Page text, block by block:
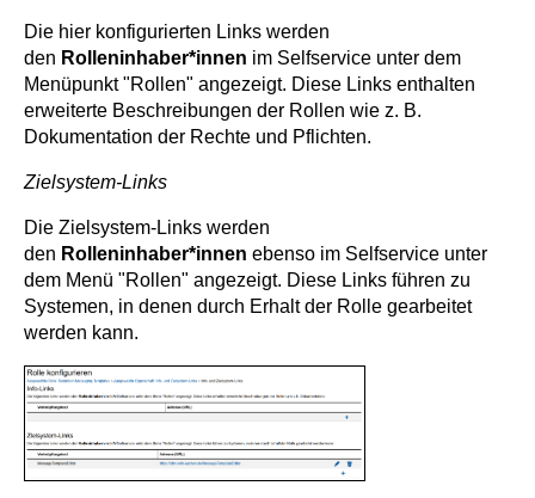
Die hier konfigurierten Links werden
den Rolleninhaber*innen im Selfservice unter dem
Menüpunkt "Rollen" angezeigt. Diese Links enthalten
erweiterte Beschreibungen der Rollen wie z. B.
Dokumentation der Rechte und Pflichten.
Zielsystem-Links
Die Zielsystem-Links werden
den Rolleninhaber*innen ebenso im Selfservice unter
dem Menü "Rollen" angezeigt. Diese Links führen zu
Systemen, in denen durch Erhalt der Rolle gearbeitet
werden kann.